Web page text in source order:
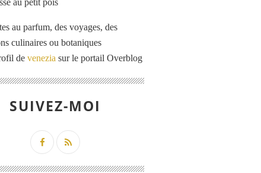
au parfum, des voyages, des
culinaires ou botaniques
de venezia sur le portail Overblog
SUIVEZ-MOI